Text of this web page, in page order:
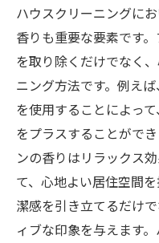
ハウスクリーニングに
香りも重要な要素です
を取り除くだけでなく
ニング方法です。例え
を使用することによっ
をプラスすることがで
ンの香りはリラックス
て、心地よい居住空間
潔感を引き立てるだけ
ィブな印象を与えます